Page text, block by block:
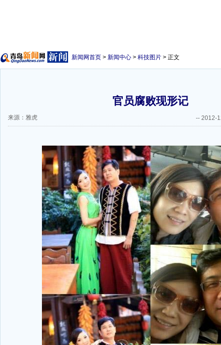
新闻网首页 > 新闻中心 > 科技图片 > 正文
官员腐败现形记
来源：雅虎 -- 2012-